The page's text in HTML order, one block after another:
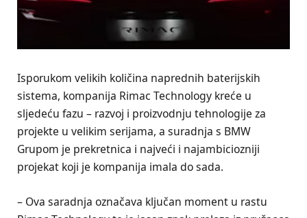
Isporukom velikih količina naprednih baterijskih
sistema, kompanija Rimac Technology kreće u
sljedeću fazu – razvoj i proizvodnju tehnologije za
projekte u velikim serijama, a suradnja s BMW
Grupom je prekretnica i najveći i najambiciozniji
projekat koji je kompanija imala do sada.
– Ova saradnja označava ključan moment u rastu